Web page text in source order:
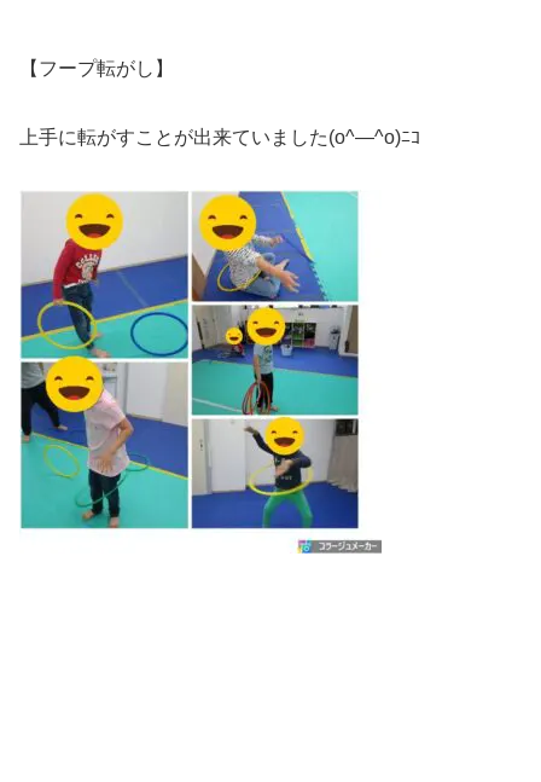
【フープ転がし】
上手に転がすことが出来ていました(o^―^o)ﾆｺ